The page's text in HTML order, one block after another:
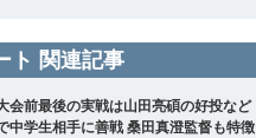
ト 関連記事
会前最後の実戦は山田亮碩の好投など
中学生相手に善戦 桑田真澄監督も特徴